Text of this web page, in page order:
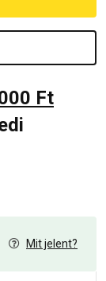
Ft
Mit jelent?